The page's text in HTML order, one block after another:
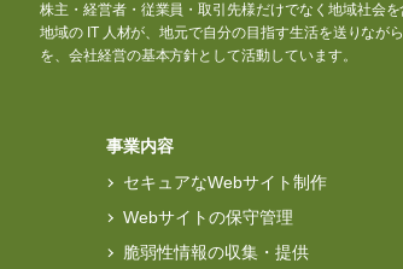
株主・経営者・従業員・取引先様だけでなく地域社会を
地域の IT 人材が、地元で自分の目指す生活を送りなが
を、会社経営の基本方針として活動しています。
事業内容
セキュアなWebサイト制作
Webサイトの保守管理
脆弱性情報の収集・提供